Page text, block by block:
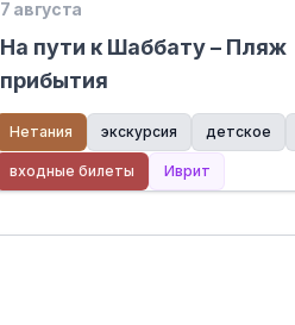
7 августа
На пути к Шаббату – Пляж
прибытия
Нетания экскурсия детское
входные билеты Иврит